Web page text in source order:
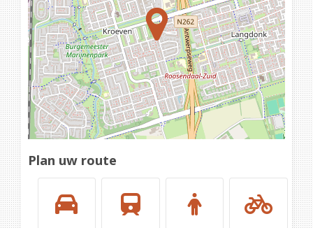
Loading...
Plan uw route